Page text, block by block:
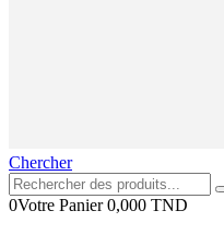
Chercher
0Votre Panier0,000 TND